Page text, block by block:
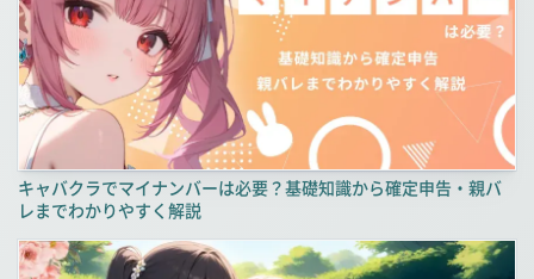
キャバクラでマイナンバーは必要？基礎知識から確定申告・親バ
レまでわかりやすく解説